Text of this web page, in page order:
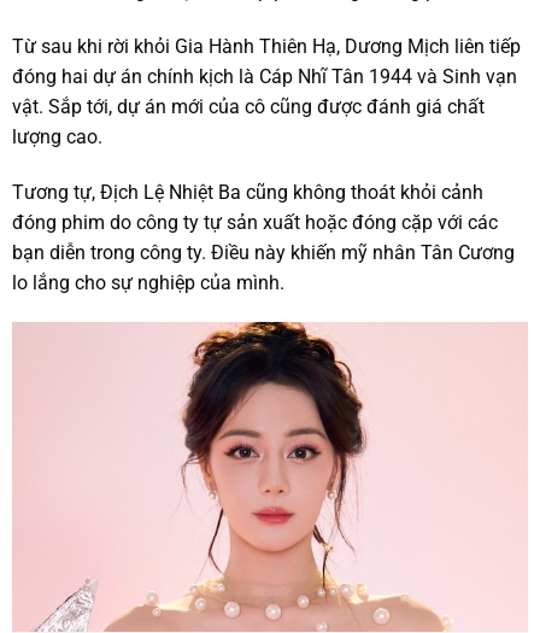
Từ sau khi rời khỏi Gia Hành Thiên Hạ, Dương Mịch liên tiếp
đóng hai dự án chính kịch là Cáp Nhĩ Tân 1944 và Sinh vạn
vật. Sắp tới, dự án mới của cô cũng được đánh giá chất
lượng cao.
Tương tự, Địch Lệ Nhiệt Ba cũng không thoát khỏi cảnh
đóng phim do công ty tự sản xuất hoặc đóng cặp với các
bạn diễn trong công ty. Điều này khiến mỹ nhân Tân Cương
lo lắng cho sự nghiệp của mình.